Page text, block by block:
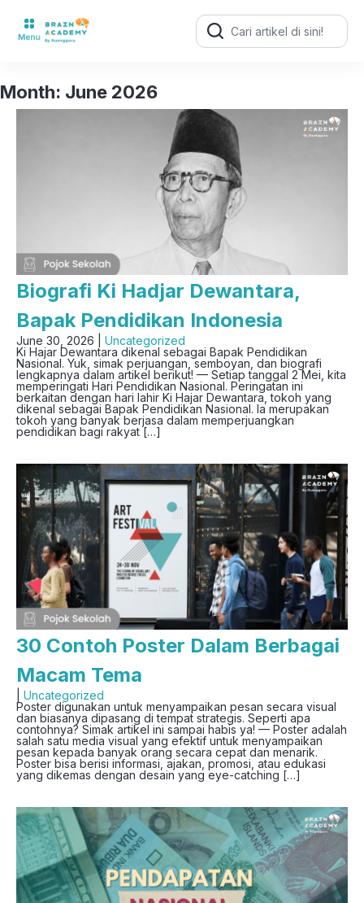
Search
for:
Month: June 2026
Biografi Ki Hadjar Dewantara,
Bapak Pendidikan Indonesia
June 30, 2026 | Uncategorized
Ki Hajar Dewantara dikenal sebagai Bapak Pendidikan
Nasional. Yuk, simak perjuangan, semboyan, dan biografi
lengkapnya dalam artikel berikut! — Setiap tanggal 2 Mei, kita
memperingati Hari Pendidikan Nasional. Peringatan ini
berkaitan dengan hari lahir Ki Hajar Dewantara, tokoh yang
dikenal sebagai Bapak Pendidikan Nasional. Ia merupakan
tokoh yang banyak berjasa dalam memperjuangkan
pendidikan bagi rakyat […]
30 Contoh Poster Dalam Berbagai
Macam Tema
Uncategorized
Poster digunakan untuk menyampaikan pesan secara visual
dan biasanya dipasang di tempat strategis. Seperti apa
contohnya? Simak artikel ini sampai habis ya! — Poster adalah
salah satu media visual yang efektif untuk menyampaikan
pesan kepada banyak orang secara cepat dan menarik.
Poster bisa berisi informasi, ajakan, promosi, atau edukasi
yang dikemas dengan desain yang eye-catching […]